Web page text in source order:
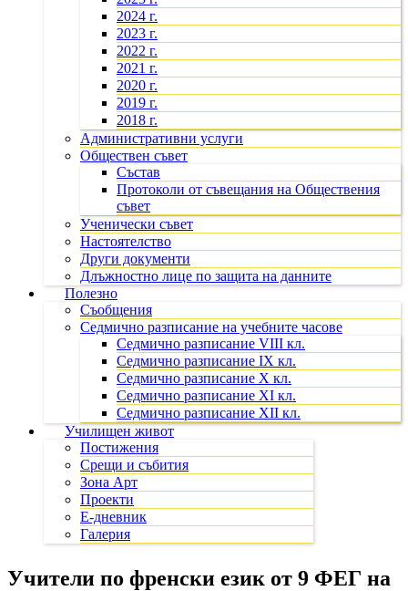
2024 г.
2023 г.
2022 г.
2021 г.
2020 г.
2019 г.
2018 г.
Административни услуги
Обществен съвет
Състав
Протоколи от съвещания на Обществения
съвет
Ученически съвет
Настоятелство
Други документи
Длъжностно лице по защита на данните
Полезно
Съобщения
Седмично разписание на учебните часове
Седмично разписание VIII кл.
Седмично разписание IX кл.
Седмично разписание X кл.
Седмично разписание XI кл.
Седмично разписание XII кл.
Училищен живот
Постижения
Срещи и събития
Зона Арт
Проекти
Е-дневник
Галерия
Учители по френски език от 9 ФЕГ на